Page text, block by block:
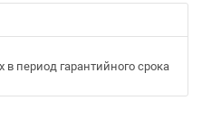
период гарантийного срока